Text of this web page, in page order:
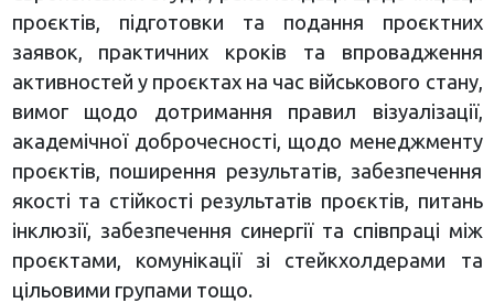
проєктів, підготовки та подання проєктних
заявок, практичних кроків та впровадження
активностей у проєктах на час військового стану,
вимог щодо дотримання правил візуалізації,
академічної доброчесності, щодо менеджменту
проєктів, поширення результатів, забезпечення
якості та стійкості результатів проєктів, питань
інклюзії, забезпечення синергії та співпраці між
проєктами, комунікації зі стейкхолдерами та
цільовими групами тощо.